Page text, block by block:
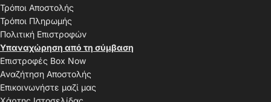
Τρόποι Αποστολής
Τρόποι Πληρωμής
Πολιτική Επιστροφών
Υπαναχώρηση από τη σύμβαση
Επιστροφές Box Now
Αναζήτηση Αποστολής
Επικοινωνήστε μαζί μας